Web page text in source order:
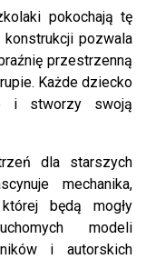
pokochają tę
pozwala
przestrzenną
Każde dziecko
i stworzy swoją
dla starszych
mechanika,
będą mogły
modeli
i autorskich